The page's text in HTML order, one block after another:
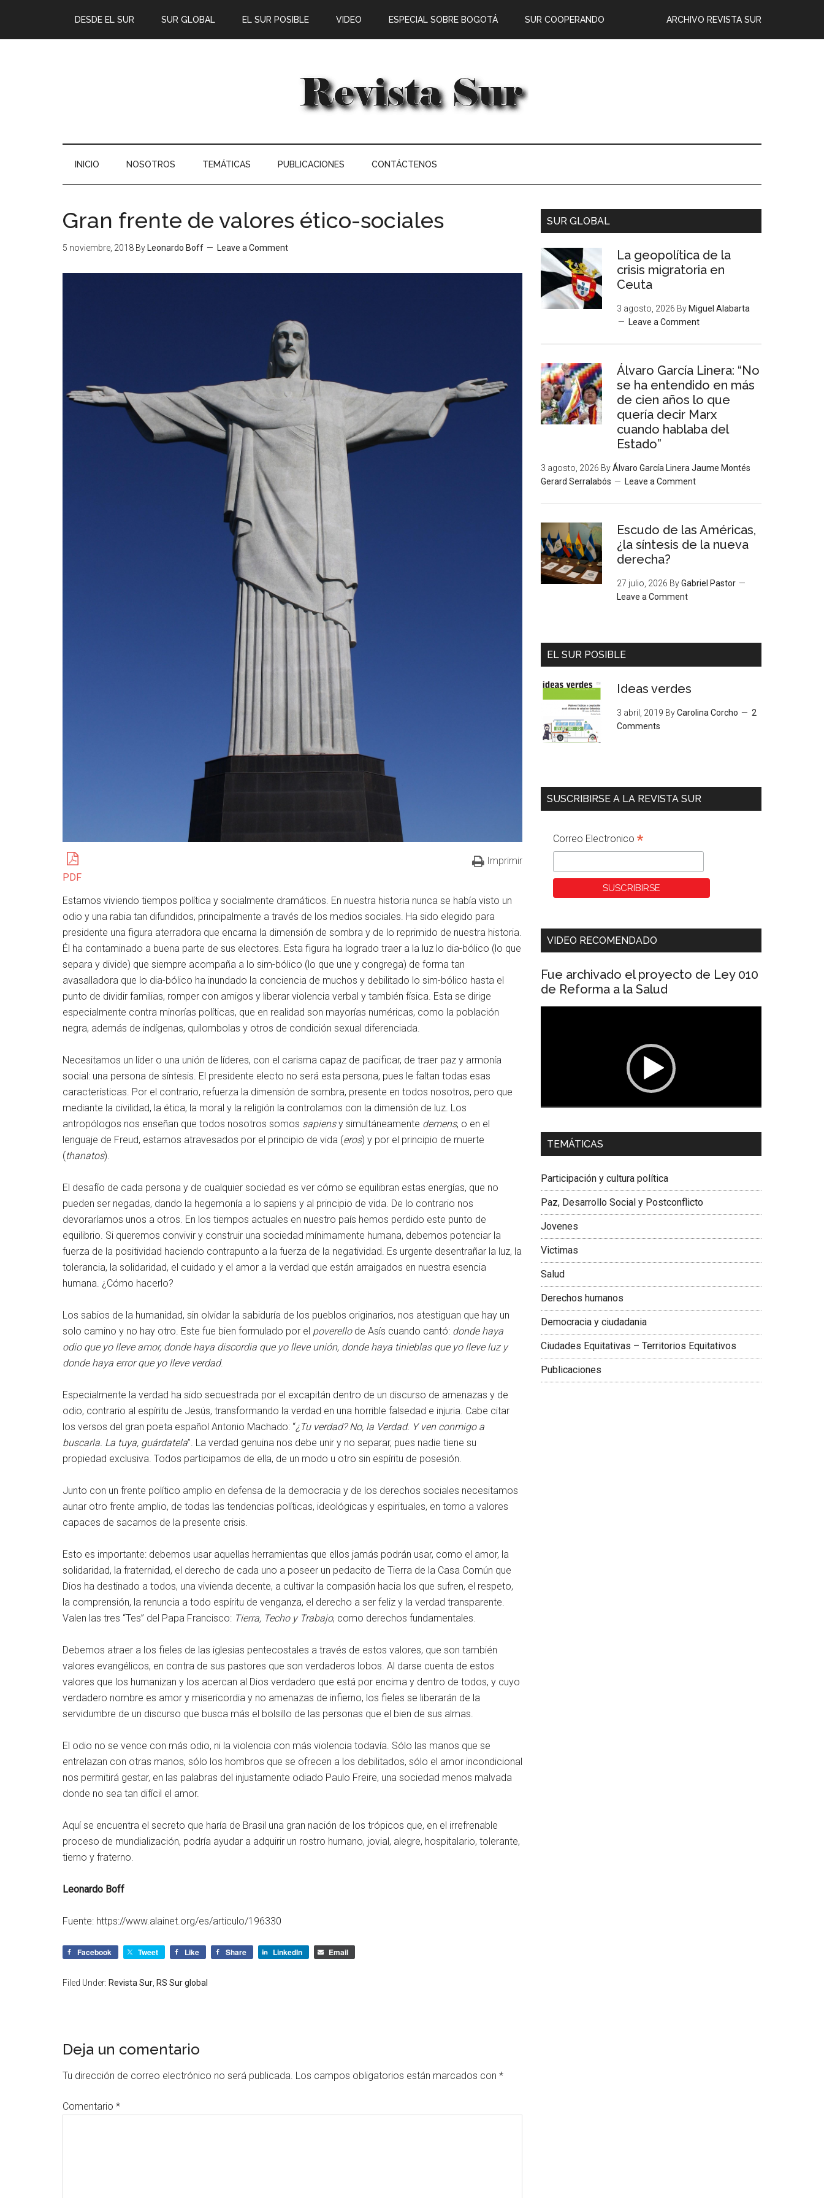
DESDE EL SUR SUR GLOBAL EL SUR POSIBLE ARCHIVO REVISTA SUR
VIDEO ESPECIAL SOBRE BOGOTÁ SUR COOPERANDO
INICIO NOSOTROS TEMÁTICAS PUBLICACIONES CONTÁCTENOS
Gran frente de valores ético-sociales
5 noviembre, 2018 By Leonardo Boff Leave a Comment
PDF
Imprimir
Estamos viviendo tiempos política y socialmente dramáticos. En nuestra historia nunca se había visto un
odio y una rabia tan difundidos, principalmente a través de los medios sociales. Ha sido elegido para
presidente una figura aterradora que encarna la dimensión de sombra y de lo reprimido de nuestra historia.
Él ha contaminado a buena parte de sus electores. Esta figura ha logrado traer a la luz lo dia-bólico (lo que
separa y divide) que siempre acompaña a lo sim-bólico (lo que une y congrega) de forma tan
avasalladora que lo dia-bólico ha inundado la conciencia de muchos y debilitado lo sim-bólico hasta el
punto de dividir familias, romper con amigos y liberar violencia verbal y también física. Esta se dirige
especialmente contra minorías políticas, que en realidad son mayorías numéricas, como la población
negra, además de indígenas, quilombolas y otros de condición sexual diferenciada.
Necesitamos un líder o una unión de líderes, con el carisma capaz de pacificar, de traer paz y armonía
social: una persona de síntesis. El presidente electo no será esta persona, pues le faltan todas esas
características. Por el contrario, refuerza la dimensión de sombra, presente en todos nosotros, pero que
mediante la civilidad, la ética, la moral y la religión la controlamos con la dimensión de luz. Los
antropólogos nos enseñan que todos nosotros somos sapiensy simultáneamente demens, o en el
lenguaje de Freud, estamos atravesados por el principio de vida (eros) y por el principio de muerte
(thanatos).
El desafío de cada persona y de cualquier sociedad es ver cómo se equilibran estas energías, que no
pueden ser negadas, dando la hegemonía a lo sapiens y al principio de vida. De lo contrario nos
devoraríamos unos a otros. En los tiempos actuales en nuestro país hemos perdido este punto de
equilibrio. Si queremos convivir y construir una sociedad mínimamente humana, debemos potenciar la
fuerza de la positividad haciendo contrapunto a la fuerza de la negatividad. Es urgente desentrañar la luz, la
tolerancia, la solidaridad, el cuidado y el amor a la verdad que están arraigados en nuestra esencia
humana. ¿Cómo hacerlo?
Los sabios de la humanidad, sin olvidar la sabiduría de los pueblos originarios, nos atestiguan que hay un
solo camino y no hay otro. Este fue bien formulado por el poverellode Asís cuando cantó: donde haya
odio que yo lleve amor, donde haya discordia que yo lleve unión, donde haya tinieblas que yo lleve luz y
donde haya error que yo lleve verdad.
Especialmente la verdad ha sido secuestrada por el excapitán dentro de un discurso de amenazas y de
odio, contrario al espíritu de Jesús, transformando la verdad en una horrible falsedad e injuria. Cabe citar
los versos del gran poeta español Antonio Machado: “¿Tu verdad? No, la Verdad. Y ven conmigo a
buscarla. La tuya, guárdatela”. La verdad genuina nos debe unir y no separar, pues nadie tiene su
propiedad exclusiva. Todos participamos de ella, de un modo u otro sin espíritu de posesión.
Junto con un frente político amplio en defensa de la democracia y de los derechos sociales necesitamos
aunar otro frente amplio, de todas las tendencias políticas, ideológicas y espirituales, en torno a valores
capaces de sacarnos de la presente crisis.
Esto es importante: debemos usar aquellas herramientas que ellos jamás podrán usar, como el amor, la
solidaridad, la fraternidad, el derecho de cada uno a poseer un pedacito de Tierra de la Casa Común que
Dios ha destinado a todos, una vivienda decente, a cultivar la compasión hacia los que sufren, el respeto,
la comprensión, la renuncia a todo espíritu de venganza, el derecho a ser feliz y la verdad transparente.
Valen las tres “Tes” del Papa Francisco: Tierra, Techo y Trabajo, como derechos fundamentales.
Debemos atraer a los fieles de las iglesias pentecostales a través de estos valores, que son también
valores evangélicos, en contra de sus pastores que son verdaderos lobos. Al darse cuenta de estos
valores que los humanizan y los acercan al Dios verdadero que está por encima y dentro de todos, y cuyo
verdadero nombre es amor y misericordia y no amenazas de infierno, los fieles se liberarán de la
servidumbre de un discurso que busca más el bolsillo de las personas que el bien de sus almas.
El odio no se vence con más odio, ni la violencia con más violencia todavía. Sólo las manos que se
entrelazan con otras manos, sólo los hombros que se ofrecen a los debilitados, sólo el amor incondicional
nos permitirá gestar, en las palabras del injustamente odiado Paulo Freire, una sociedad menos malvada
donde no sea tan difícil el amor.
Aquí se encuentra el secreto que haría de Brasil una gran nación de los trópicos que, en el irrefrenable
proceso de mundialización, podría ayudar a adquirir un rostro humano, jovial, alegre, hospitalario, tolerante,
tierno y fraterno.
Leonardo Boff
Fuente: https://www.alainet.org/es/articulo/196330
Facebook Tweet Like Share LinkedIn Email
Filed Under: Revista Sur, RS Sur global
Deja un comentario
Tu dirección de correo electrónico no será publicada. Los campos obligatorios están marcados con *
Comentario *
SUR GLOBAL
La geopolítica de la
crisis migratoria en
Ceuta
3 agosto, 2026 By Miguel Alabarta
Leave a Comment
Álvaro García Linera: “No
se ha entendido en más
de cien años lo que
quería decir Marx
cuando hablaba del
Estado”
3 agosto, 2026 ByÁlvaro García Linera Jaume Montés
Gerard Serralabós
Leave a Comment
Escudo de las Américas,
¿la síntesis de la nueva
derecha?
27 julio, 2026 ByGabriel Pastor
Leave a Comment
EL SUR POSIBLE
Ideas verdes
3 abril, 2019 ByCarolina Corcho
2
Comments
SUSCRIBIRSE A LA REVISTA SUR
Correo Electronico *
VIDEO RECOMENDADO
Fue archivado el proyecto de Ley 010
de Reforma a la Salud
Dra. Carolina Corcho Mejía,
Latinoamericana Sur, Vicepresidenta Federación
TEMÁTICAS
Participación y cultura política
Paz, Desarrollo Social y Postconflicto
Jovenes
Victimas
Salud
Derechos humanos
Democracia y ciudadania
Ciudades Equitativas – Territorios Equitativos
Publicaciones